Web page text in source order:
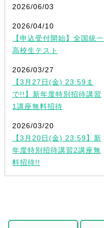
2026/06/03
2026/04/10
【申込受付開始】全国統一
高校生テスト
2026/03/27
【3月27日(金) 23:59ま
で!!】新年度特別招待講習
1講座無料招待
2026/03/20
【3月20日(金) 23:59】新
年度特別招待講習2講座無
料招待!!